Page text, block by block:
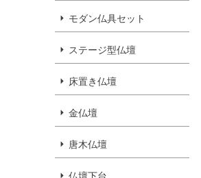
モダン仏具セット
ステージ型仏壇
床置き仏壇
金仏壇
唐木仏壇